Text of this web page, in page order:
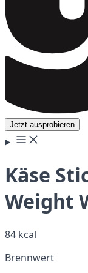
Jetzt ausprobieren
Käse
Weight
84 kcal
Brennwert